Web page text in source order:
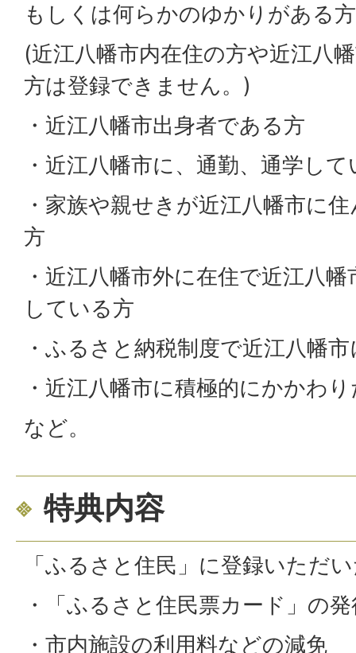
もしくは何らかのゆかりがある
(近江八幡市内在住の方や近江八
方は登録できません。)
・近江八幡市出身者である方
・近江八幡市に、通勤、通学し
・家族や親せきが近江八幡市に
方
・近江八幡市外に在住で近江八
している方
・ふるさと納税制度で近江八幡
・近江八幡市に積極的にかかわ
など。
特典内容
「ふるさと住民」に登録いただ
・「ふるさと住民票カード」の
・市内施設の利用料などの減免